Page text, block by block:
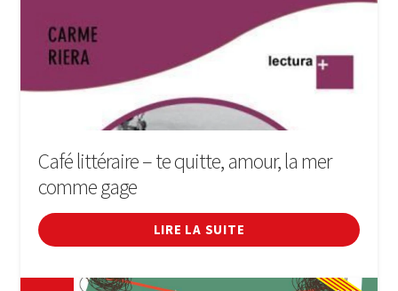
Café littéraire – te quitte, amour, la mer
comme gage
LIRE LA SUITE